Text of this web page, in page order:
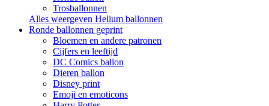
Trosballonnen
Alles weergeven Helium ballonnen
Ronde ballonnen geprint
Bloemen en andere patronen
Cijfers en leeftijd
DC Comics ballon
Dieren ballon
Disney print
Emoji en emoticons